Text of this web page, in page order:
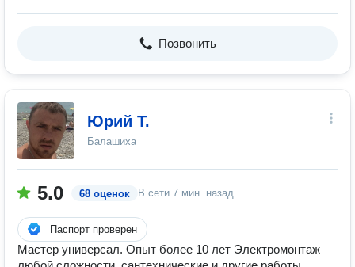
Позвонить
Юрий Т.
Балашиха
5.0 68 оценок В сети 7 мин. назад
Паспорт проверен
Мастер универсал. Опыт более 10 лет Электромонтаж